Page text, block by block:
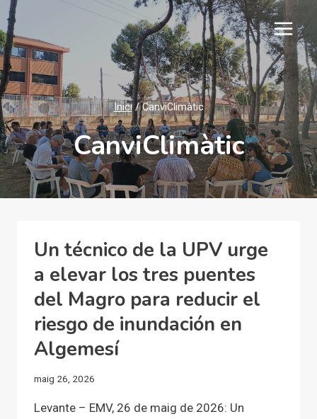
Vés
al
contingut
Inici / CanviClimàtic
CanviClimàtic
Un técnico de la UPV urge
a elevar los tres puentes
del Magro para reducir el
riesgo de inundación en
Algemesí
maig 26, 2026
Levante – EMV, 26 de maig de 2026: Un